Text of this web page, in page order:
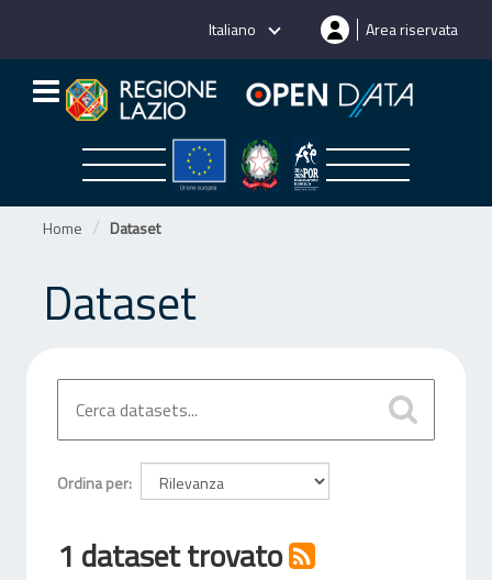
Italiano Area riservata
Home Dataset
Dataset
Ordina per
1 dataset trovato